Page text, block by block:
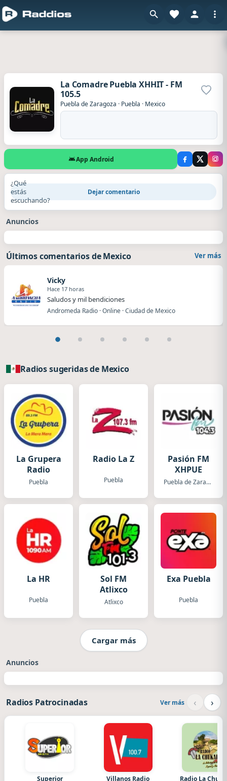
La Comadre Puebla XHHIT - FM
105.5
Puebla de Zaragoza · Puebla · Mexico
App Android
¿Qué
estás
escuchando?
Dejar comentario
Anuncios
Últimos comentarios de Mexico Ver más
Vicky
Hace 17 horas
Saludos y mil bendiciones
Andromeda Radio · Online · Ciudad de Mexico
Radios sugeridas de Mexico
La Grupera
Radio
Puebla
Radio La Z
Puebla
Pasión FM
XHPUE
Puebla de Zaragoza
La HR
Puebla
Sol FM
Atlixco
Atlixco
Exa Puebla
Puebla
Cargar más
Anuncios
Radios Patrocinadas Ver más ‹ ›
Superior Villanos Radio Radio La